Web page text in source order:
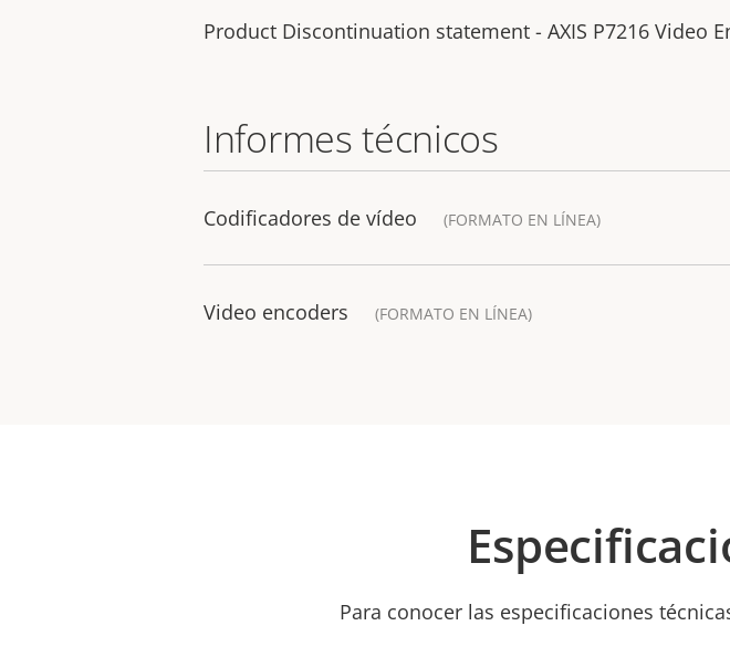
Product Discontinuation statement - AXIS P7216 Video
Informes técnicos
Codificadores de vídeo (FORMATO EN LÍNEA)
Video encoders (FORMATO EN LÍNEA)
Para conocer las especificaciones